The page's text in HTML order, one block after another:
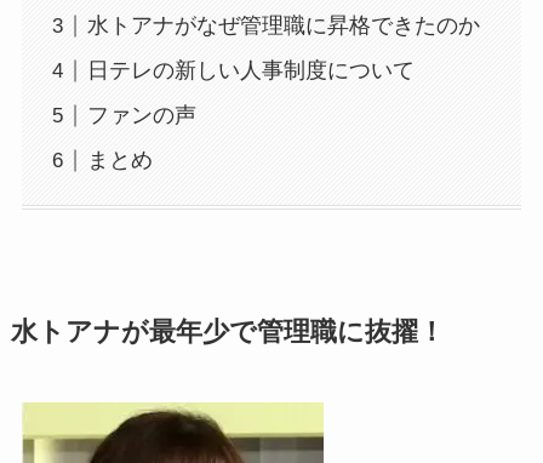
水トアナがなぜ管理職に昇格できたのか
日テレの新しい人事制度について
ファンの声
まとめ
水トアナが最年少で管理職に抜擢！